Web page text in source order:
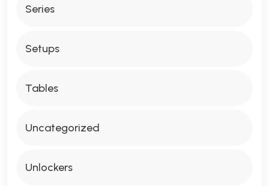
Series
Setups
Tables
Uncategorized
Unlockers